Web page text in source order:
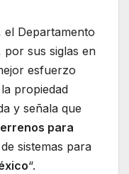
el Departamento
por sus siglas en
esfuerzo
propiedad
y señala que
para
sistemas para
“.